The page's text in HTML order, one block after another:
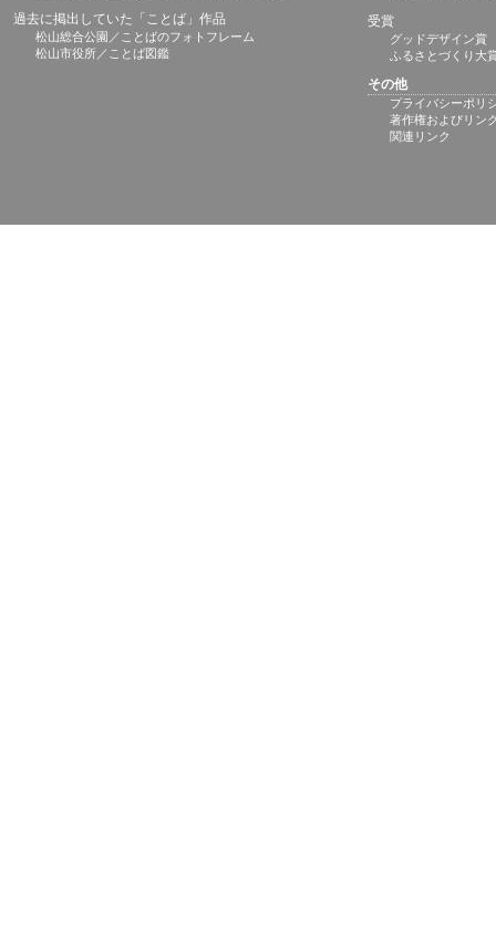
過去に掲出していた「ことば」作品
松山総合公園／ことばのフォトフレーム
松山市役所／ことば図鑑
受賞
グッドデザイン賞
ふるさとづくり大
その他
プライバシーポリ
著作権およびリン
関連リンク